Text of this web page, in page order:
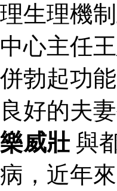
理生理機
中心主任
併勃起功
良好的夫
樂威壯與
病，近年